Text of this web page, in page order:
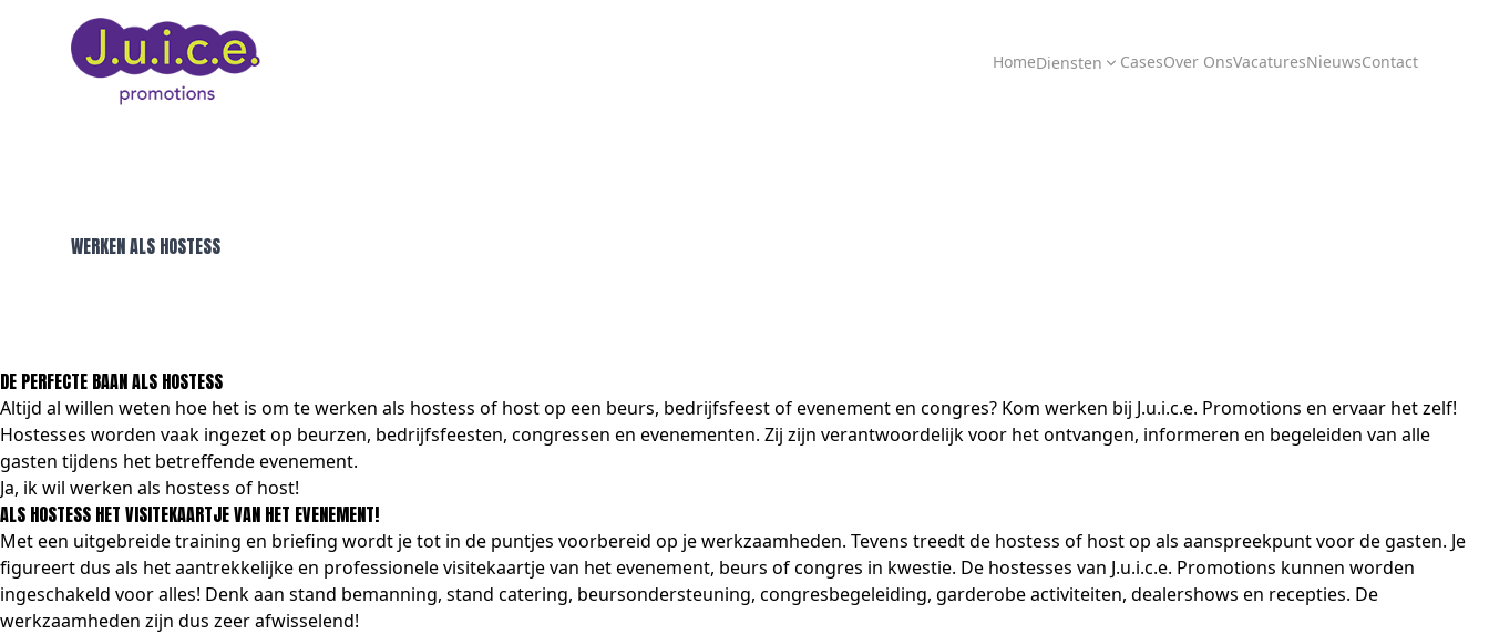
HomeDiensten CasesOver OnsVacaturesNieuwsContact
WERKEN ALS HOSTESS
DE PERFECTE BAAN ALS HOSTESS
Altijd al willen weten hoe het is om te werken als hostess of host op een beurs, bedrijfsfeest of evenement en congres? Kom werken bij J.u.i.c.e. Promotions en ervaar het zelf!
Hostesses worden vaak ingezet op beurzen, bedrijfsfeesten, congressen en evenementen. Zij zijn verantwoordelijk voor het ontvangen, informeren en begeleiden van alle
gasten tijdens het betreffende evenement.
Ja, ik wil werken als hostess of host!
ALS HOSTESS HET VISITEKAARTJE VAN HET EVENEMENT!
Met een uitgebreide training en briefing wordt je tot in de puntjes voorbereid op je werkzaamheden. Tevens treedt de hostess of host op als aanspreekpunt voor de gasten. Je
figureert dus als het aantrekkelijke en professionele visitekaartje van het evenement, beurs of congres in kwestie. De hostesses van J.u.i.c.e. Promotions kunnen worden
ingeschakeld voor alles! Denk aan stand bemanning, stand catering, beursondersteuning, congresbegeleiding, garderobe activiteiten, dealershows en recepties. De
werkzaamheden zijn dus zeer afwisselend!